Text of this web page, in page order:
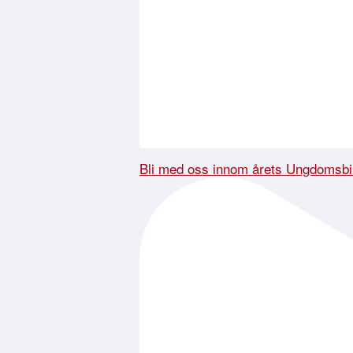
Bli med oss innom årets